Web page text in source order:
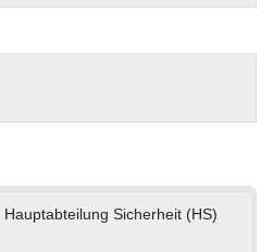
Hauptabteilung Sicherheit (HS)